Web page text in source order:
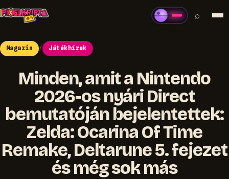
⌕
Magazin / Játékhírek
Minden, amit a Nintendo
2026-os nyári Direct
bemutatóján bejelentettek:
Zelda: Ocarina Of Time
Remake, Deltarune 5. fejezet
és még sok más